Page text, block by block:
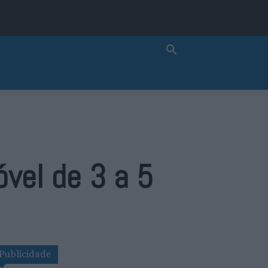
de 3 a 5
Publicidade